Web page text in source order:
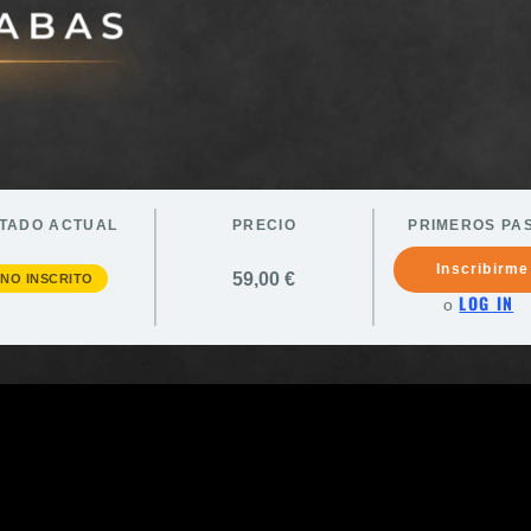
ACTUAL
NO INSCRITO
PRECIO
59,00 €
PRIMEROS
Inscribirme
o LOG IN